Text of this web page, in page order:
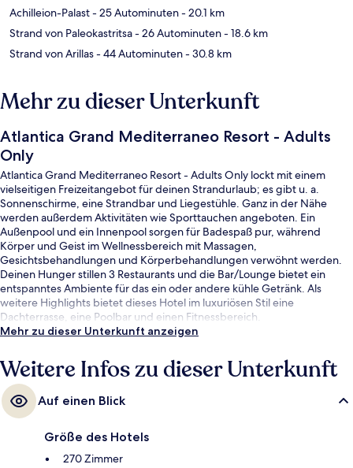
Achilleion-Palast- 25 Autominuten- 20.1 km
Strand von Paleokastritsa- 26 Autominuten- 18.6 km
Strand von Arillas- 44 Autominuten- 30.8 km
Mehr zu dieser Unterkunft
Atlantica Grand Mediterraneo Resort - Adults
Only
Atlantica Grand Mediterraneo Resort - Adults Only lockt mit einem
vielseitigen Freizeitangebot für deinen Strandurlaub; es gibt u. a.
Sonnenschirme, eine Strandbar und Liegestühle. Ganz in der Nähe
werden außerdem Aktivitäten wie Sporttauchen angeboten. Ein
Außenpool und ein Innenpool sorgen für Badespaß pur, während
Körper und Geist im Wellnessbereich mit Massagen,
Gesichtsbehandlungen und Körperbehandlungen verwöhnt werden.
Deinen Hunger stillen 3 Restaurants und die Bar/Lounge bietet ein
entspanntes Ambiente für das ein oder andere kühle Getränk. Als
weitere Highlights bietet dieses Hotel im luxuriösen Stil eine
Dachterrasse, eine Poolbar und einen Fitnessbereich.
Mehr zu dieser Unterkunft anzeigen
Weitere Infos zu dieser Unterkunft
Auf einen Blick
Größe des Hotels
270 Zimmer